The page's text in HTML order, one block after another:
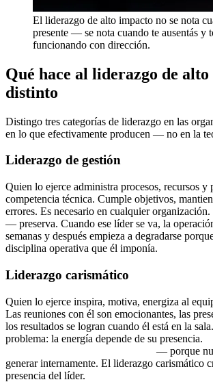
El liderazgo de alto impacto no se nota
presente — se nota cuando te ausentás y
funcionando con dirección.
Qué hace al liderazgo de
distinto
Distingo tres categorías de liderazgo en las
en lo que efectivamente producen — no en la
Liderazgo de gestión
Quien lo ejerce administra procesos, recursos y
competencia técnica. Cumple objetivos,
errores. Es necesario en cualquier
— preserva. Cuando ese líder se va, la
semanas y después empieza a degradarse
disciplina operativa que él imponía.
Liderazgo carismático
Quien lo ejerce inspira, motiva, energiza al
Las reuniones con él son emocionantes, las
los resultados se logran cuando él está en la
problema: la energía depende de su presencia.
— porque
generar internamente. El liderazgo carismático
presencia del líder.